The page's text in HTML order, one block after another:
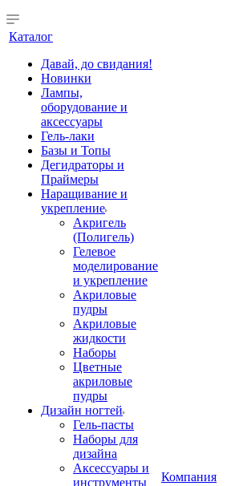
Каталог
Давай, до свидания!
Новинки
Лампы,
оборудование и
аксессуары
Гель-лаки
Базы и Топы
Дегидраторы и
Праймеры
Наращивание и
укрепление
Акригель
(Полигель)
Гелевое
моделирование
и укрепление
Акриловые
пудры
Акриловые
жидкости
Наборы
Цветные
акриловые
пудры
Дизайн ногтей
Гель-пасты
Наборы для
дизайна
Аксессуары и
инструменты
Компания